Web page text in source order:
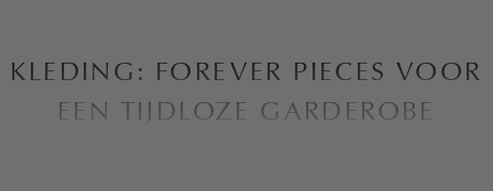
KLEDING: FOREVER PIECES VOOR
EEN TIJDLOZE GARDEROBE